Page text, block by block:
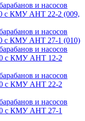
и насосов
с КМУ АНТ 22-2 (009,
и насосов
с КМУ АНТ 27-1 (010)
и насосов
с КМУ АНТ 12-2
и насосов
с КМУ АНТ 22-2
и насосов
с КМУ АНТ 27-1